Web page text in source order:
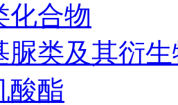
化合物
脲类及其衍
酸酯